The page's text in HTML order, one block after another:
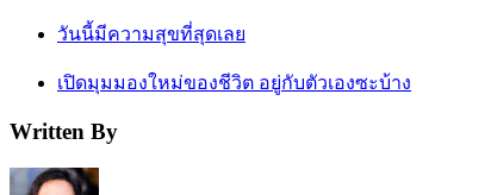
วันนี้มีความสุขที่สุดเลย
เปิดมุมมองใหม่ของชีวิต อยู่กับตัวเองซะบ้าง
Written By